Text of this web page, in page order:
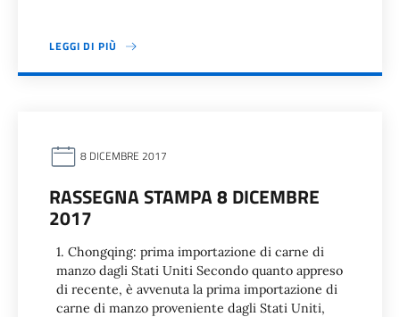
LEGGI DI PIÙ
8 DICEMBRE 2017
RASSEGNA STAMPA 8 DICEMBRE
2017
1. Chongqing: prima importazione di carne di
manzo dagli Stati Uniti Secondo quanto appreso
di recente, è avvenuta la prima importazione di
carne di manzo proveniente dagli Stati Uniti,